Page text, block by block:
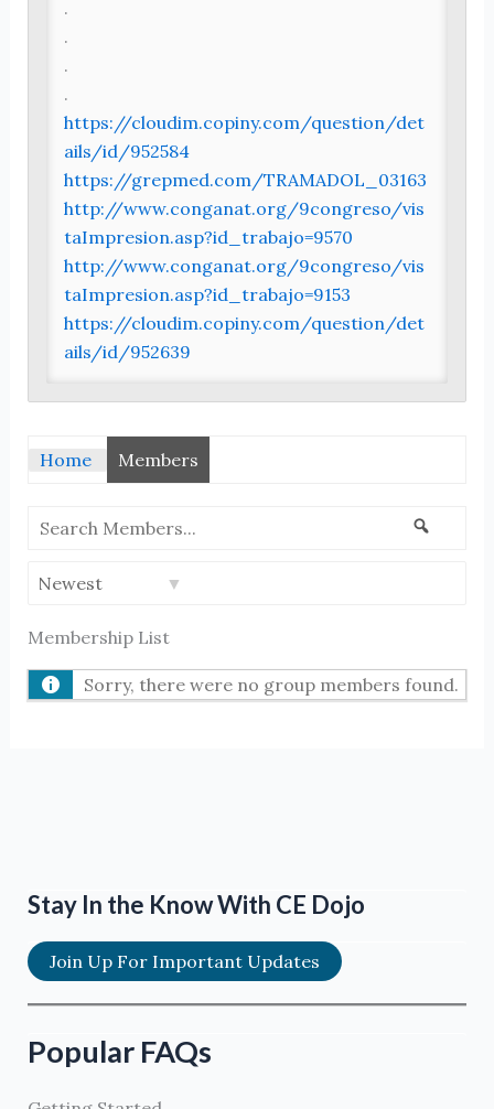
.
.
.
.
https://cloudim.copiny.com/question/det
ails/id/952584
https://grepmed.com/TRAMADOL_03163
http://www.conganat.org/9congreso/vis
taImpresion.asp?id_trabajo=9570
http://www.conganat.org/9congreso/vis
taImpresion.asp?id_trabajo=9153
https://cloudim.copiny.com/question/det
ails/id/952639
Home Members
Search
By:
Membership List
Sorry, there were no group members found.
Stay In the Know With CE Dojo
Join Up For Important Updates
Popular FAQs